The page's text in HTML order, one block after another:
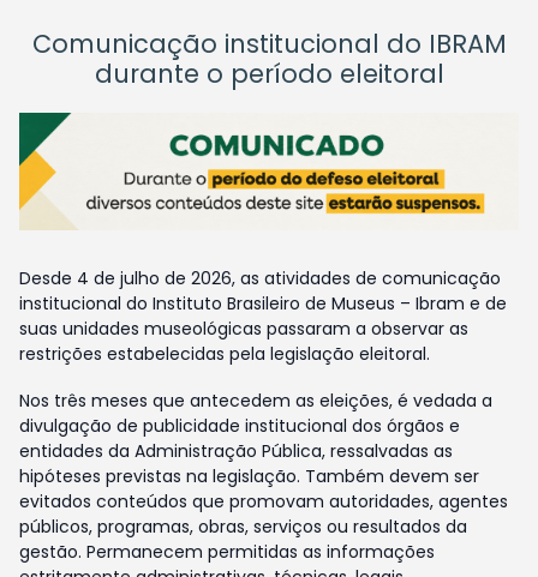
Comunicação institucional do IBRAM
durante o período eleitoral
Desde 4 de julho de 2026, as atividades de comunicação
institucional do Instituto Brasileiro de Museus – Ibram e de
suas unidades museológicas passaram a observar as
restrições estabelecidas pela legislação eleitoral.
Nos três meses que antecedem as eleições, é vedada a
divulgação de publicidade institucional dos órgãos e
entidades da Administração Pública, ressalvadas as
hipóteses previstas na legislação. Também devem ser
evitados conteúdos que promovam autoridades, agentes
públicos, programas, obras, serviços ou resultados da
gestão. Permanecem permitidas as informações